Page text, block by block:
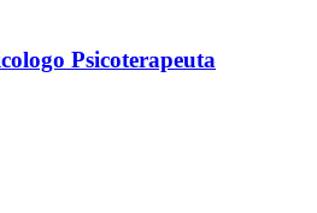
Psicoterapeuta